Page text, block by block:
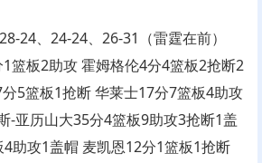
24、24-24、26-31（雷霆在前）
篮板2助攻 霍姆格伦4分4篮板2抢断2
5篮板1抢断 华莱士17分7篮板4助攻
-亚历山大35分4篮板9助攻3抢断1盖
助攻1盖帽 麦凯恩12分1篮板1抢断